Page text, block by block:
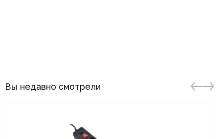
Вы недавно смотрели